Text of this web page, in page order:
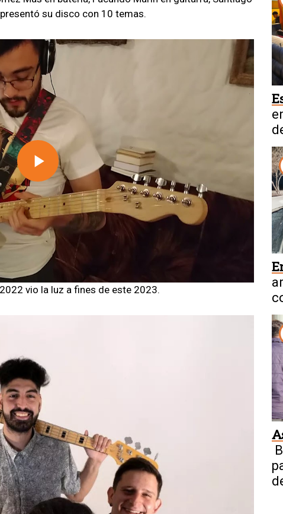
su disco con 10 temas.
Play
Video
vio la luz a fines de este 2023.